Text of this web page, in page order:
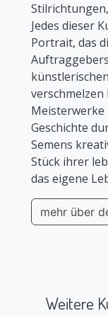
Jedes dieser
Portrait, das
verschmelzen
Meisterwerke
Geschichte
Semens
Stück ihrer
das eigene
mehr über
Weitere